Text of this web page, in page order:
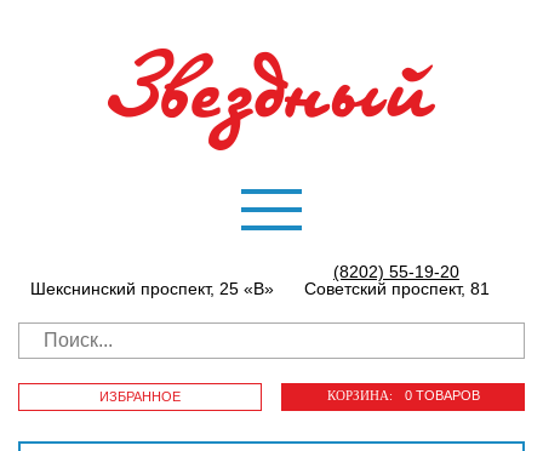
Шекснинский проспект, 25 «В»
(8202) 55-19-20
Советский проспект, 81
ИЗБРАННОЕ КОРЗИНА: 0 ТОВАРОВ